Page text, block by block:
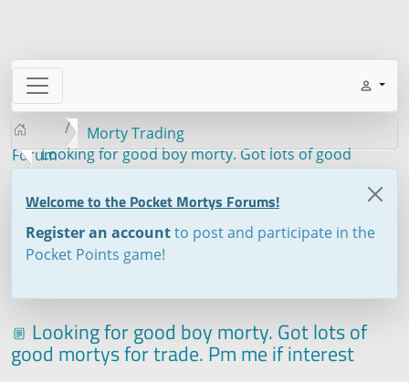
Forum
Morty Trading
Looking for good boy morty. Got lots of good
mortys for trade. Pm me if interest
Welcome to the Pocket Mortys Forums!
Register an accountto post and participate in the
Pocket Points game!
Looking for good boy morty. Got lots of
good mortys for trade. Pm me if interest